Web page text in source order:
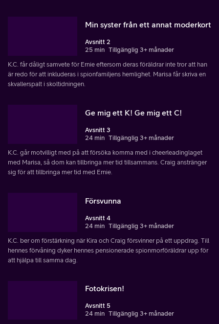
Min syster från ett annat moderkort
Avsnitt 2
25 min Tillgänglig 3+ månader
K.C. får dåligt samvete för Ernie eftersom deras föräldrar inte tror att han
är redo för att inkluderas i spionfamiljens hemlighet. Marisa får skriva en
skvallerspalt i skoltidningen.
Ge mig ett K! Ge mig ett C!
Avsnitt 3
24 min Tillgänglig 3+ månader
K.C. går motvilligt med på att försöka komma med i cheerleadinglaget
med Marisa, så dom kan tillbringa mer tid tillsammans. Craig anstränger
sig för att tillbringa mer tid med Ernie.
Försvunna
Avsnitt 4
24 min Tillgänglig 3+ månader
K.C. ber om förstärkning när Kira och Craig försvinner på ett uppdrag. Till
hennes förvåning dyker hennes pensionerade spionmorföräldrar upp för
att hjälpa till samma dag.
Fotokrisen!
Avsnitt 5
24 min Tillgänglig 3+ månader